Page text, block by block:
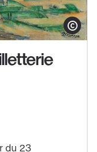
Afficher le
du 23